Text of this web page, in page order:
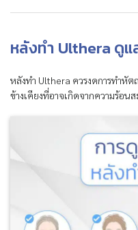
หลังทำ Ulthera ดูแ
หลังทำ Ulthera ควรงดการทำหั
ข้างเคียงที่อาจเกิดจากความร้อ